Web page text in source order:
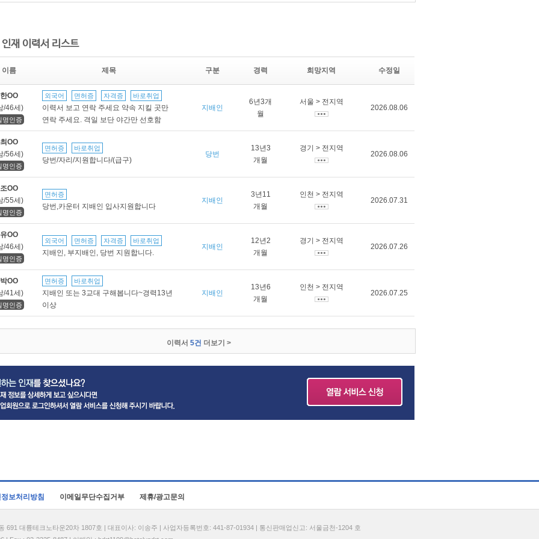
재 이력서 리스트
이름 제목 구분 경력 희망지역 수정일
한OO
/46세)
명인증
외국어 면허증 자격증 바로취업
이력서 보고 연락 주세요 약속 지킬 곳만
연락 주세요. 격일 보단 야간만 선호함
지배인
6년3개
월
서울 > 전지역
2026.08.06
최OO
/56세)
명인증
면허증 바로취업
당번/자리/지원합니다/(급구)
당번
13년3
개월
경기 > 전지역
2026.08.06
조OO
/55세)
명인증
면허증
당번,카운터 지배인 입사지원합니다
지배인
3년11
개월
인천 > 전지역
2026.07.31
유OO
/46세)
명인증
외국어 면허증 자격증 바로취업
지배인, 부지배인, 당번 지원합니다.
지배인
12년2
개월
경기 > 전지역
2026.07.26
박OO
/41세)
명인증
면허증 바로취업
지배인 또는 3교대 구해봅니다~경력13년
이상
지배인
13년6
개월
인천 > 전지역
2026.07.25
이력서 5건 더보기 >
보처리방침 이메일무단수집거부 제휴/광고문의
691 대륭테크노타운20차 1807호 | 대표이사: 이송주 | 사업자등록번호: 441-87-01934 | 통신판매업신고: 서울금천-1204 호